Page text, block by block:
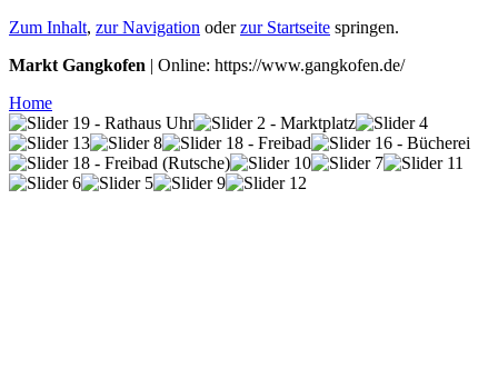
Zum Inhalt, zur Navigation oderzur Startseite springen.
Markt Gangkofen | Online: https://www.gangkofen.de/
Home